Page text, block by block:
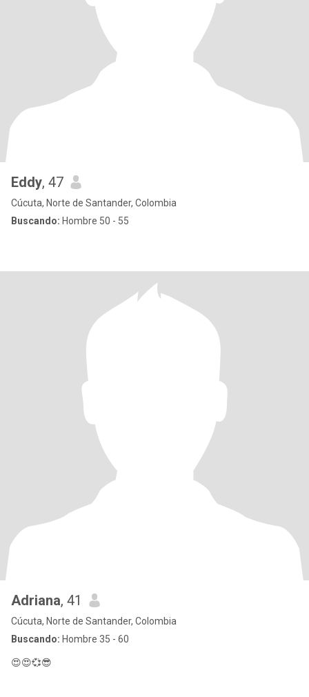
Eddy, 47
Cúcuta, Norte de Santander, Colombia
Buscando: Hombre 50 - 55
Adriana, 41
Cúcuta, Norte de Santander, Colombia
Buscando: Hombre 35 - 60
😍😍💞😎